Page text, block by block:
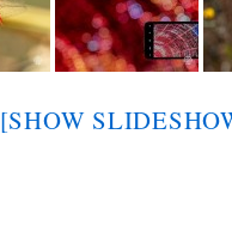
[SHOW